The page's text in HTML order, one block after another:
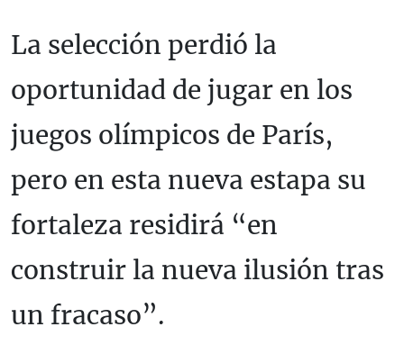
La selección perdió la
oportunidad de jugar en los
juegos olímpicos de París,
pero en esta nueva estapa su
fortaleza residirá “en
construir la nueva ilusión tras
un fracaso”.